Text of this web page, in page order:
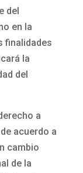
del
en la
finalidades
la
del
a
acuerdo a
cambio
de la